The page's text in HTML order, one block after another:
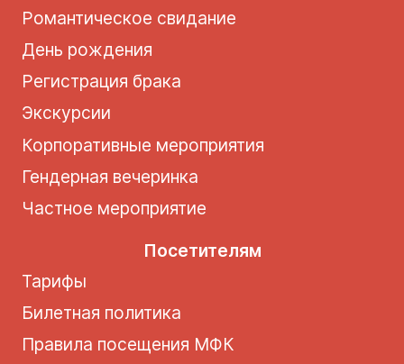
Романтическое свидание
День рождения
Регистрация брака
Экскурсии
Корпоративные мероприятия
Гендерная вечеринка
Частное мероприятие
Посетителям
Тарифы
Билетная политика
Правила посещения МФК